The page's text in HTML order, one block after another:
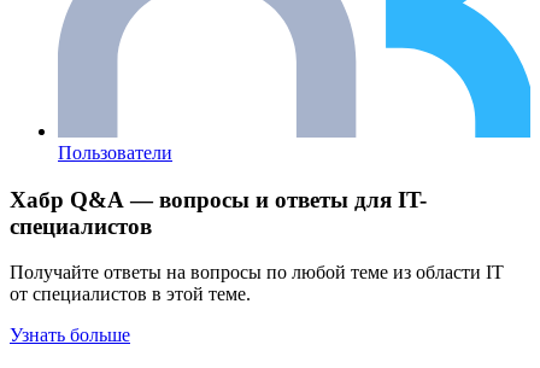
Пользователи
Хабр Q&A — вопросы и ответы для IT-
специалистов
Получайте ответы на вопросы по любой теме из области IT
от специалистов в этой теме.
Узнать больше